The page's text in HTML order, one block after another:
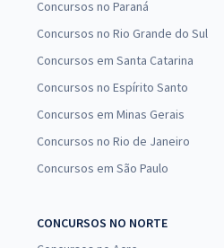
Concursos no Paraná
Concursos no Rio Grande do Sul
Concursos em Santa Catarina
Concursos no Espírito Santo
Concursos em Minas Gerais
Concursos no Rio de Janeiro
Concursos em São Paulo
CONCURSOS NO NORTE